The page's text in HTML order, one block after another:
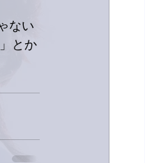
ない
とか